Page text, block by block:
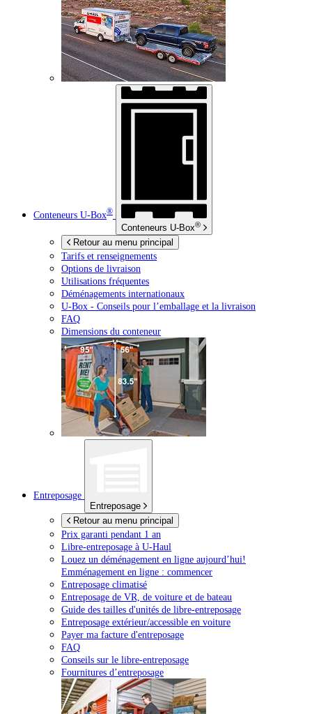
Conteneurs U-Box®
Conteneurs U-Box®
Retour au menu principal
Tarifs et renseignements
Options de livraison
Utilisations fréquentes
Déménagements internationaux
U-Box - Conseils pour l’emballage et la livraison
FAQ
Dimensions du conteneur
Entreposage
Entreposage
Retour au menu principal
Prix garanti pendant 1 an
Libre-entreposage à U-Haul
Louez un déménagement en ligne aujourd’hui!
Emménagement en ligne : commencer
Entreposage climatisé
Entreposage de VR, de voiture et de bateau
Guide des tailles d'unités de libre-entreposage
Entreposage extérieur/accessible en voiture
Payer ma facture d'entreposage
FAQ
Conseils sur le libre-entreposage
Fournitures d’entreposage